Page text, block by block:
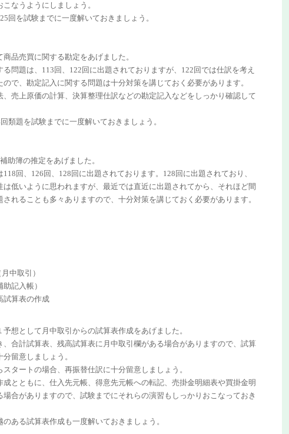
なうようにしましょう。
回を試験までに一度解いておきましょう。
品売買に関する勘定をあげました。
問題は、113回、122回に出題されておりますが、122回では仕訳を考え
ので、勘定記入に関する問題は十分対策を講じておく必要があります。
売上原価の計算、決算整理仕訳などの勘定記入などをしっかり確認して
類題を試験までに一度解いておきましょう。
助簿の推定をあげました。
回、126回、128回に出題されております。128回に出題されており、
は低いように思われますが、最近では直近に出題されてから、それほど間
されることも多々ありますので、十分対策を講じておく必要があります。
中取引）
記入帳）
試算表の作成
想として月中取引からの試算表作成をあげました。
合計試算表、残高試算表に月中取引欄がある場合がありますので、試算
留意しましょう。
タートの場合、再振替仕訳に十分留意しましょう。
とともに、仕入先元帳、得意先元帳への転記、売掛金明細表や買掛金明
場合がありますので、試験までにそれらの演習もしっかりおこなっておき
ある試算表作成も一度解いておきましょう。